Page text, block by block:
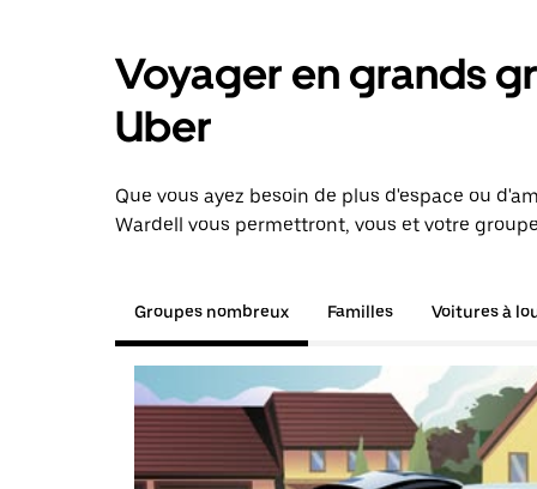
Voyager en grands
Uber
Que vous ayez besoin de plus d'espace ou
Wardell vous permettront, vous et votre
Groupes nombreux Familles Voitures à